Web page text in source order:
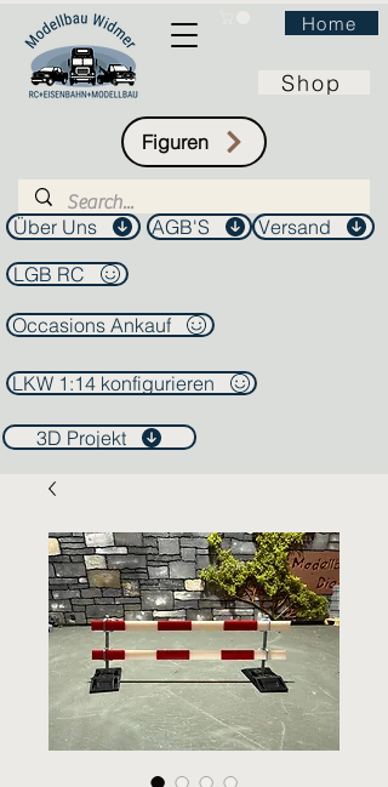
Home
Shop
Figuren
Über Uns AGB'S
Versand
LGB RC
Occasions Ankauf
LKW 1:14 konfigurieren
3D Projekt